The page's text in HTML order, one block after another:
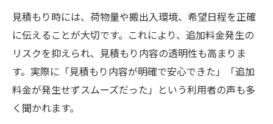
見積もり時には、荷物量や搬出入環境、希望日程を正確
に伝えることが大切です。これにより、追加料金発生の
リスクを抑えられ、見積もり内容の透明性も高まりま
す。実際に「見積もり内容が明確で安心できた」「追加
料金が発生せずスムーズだった」という利用者の声も多
く聞かれます。